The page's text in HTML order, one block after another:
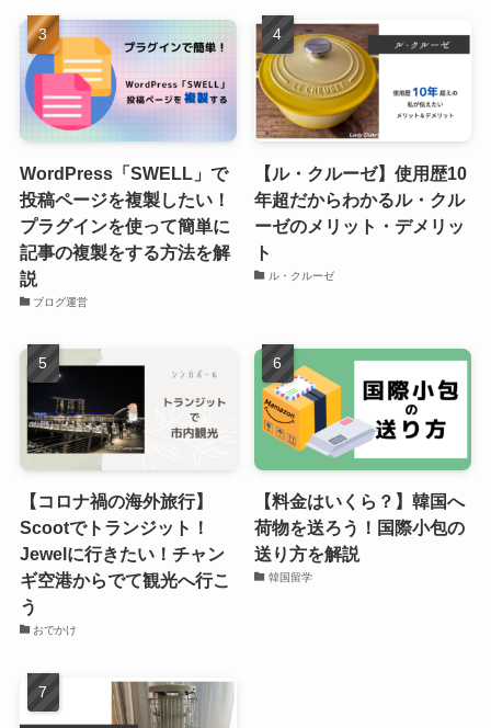
WordPress「SWELL」で
投稿ページを複製したい！
プラグインを使って簡単に
記事の複製をする方法を解
説
ブログ運営
【ル・クルーゼ】使用歴10
年超だからわかるル・クル
ーゼのメリット・デメリッ
ト
ル・クルーゼ
【コロナ禍の海外旅行】
Scootでトランジット！
Jewelに行きたい！チャン
ギ空港からでて観光へ行こ
う
おでかけ
【料金はいくら？】韓国へ
荷物を送ろう！国際小包の
送り方を解説
韓国留学